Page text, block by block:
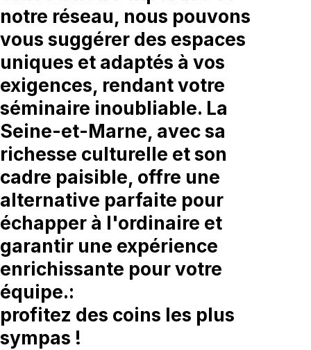
notre réseau, nous pouvons
vous suggérer des espaces
uniques et adaptés à vos
exigences, rendant votre
séminaire inoubliable. La
Seine-et-Marne, avec sa
richesse culturelle et son
cadre paisible, offre une
alternative parfaite pour
échapper à l'ordinaire et
garantir une expérience
enrichissante pour votre
équipe.:
profitez des coins les plus
sympas !